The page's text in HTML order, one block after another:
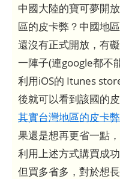
中國大陸的寶可夢開
區的皮卡弊？中國地
還沒有正式開放，有
一陣子(連google都不
利用iOS的 Itunes
後就可以看到該國的
其實台灣地區的皮卡
果還是想再更省一點
利用上述方式購買成
但買多省多，對於想